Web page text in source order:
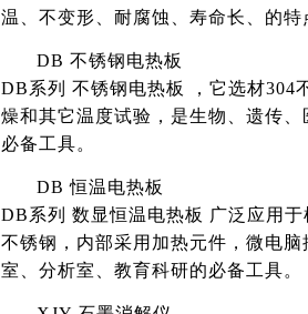
温、不变形、耐腐蚀、寿命长、的
DB 不锈钢电热板
DB系列 不锈钢电热板 ，它选材304
燥和其它温度试验，是生物、遗传
必备工具。
DB 恒温电热板
DB系列 数显恒温电热板 广泛应用
不锈钢，内部采用加热元件，微电
室、分析室、教育科研的必备工具。